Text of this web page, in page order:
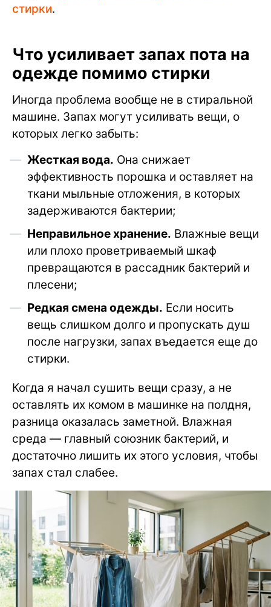
стирки.
Что усиливает запах пота на
одежде помимо стирки
Иногда проблема вообще не в стиральной
машине. Запах могут усиливать вещи, о
которых легко забыть:
Жесткая вода. Она снижает
эффективность порошка и оставляет на
ткани мыльные отложения, в которых
задерживаются бактерии;
Неправильное хранение. Влажные вещи
или плохо проветриваемый шкаф
превращаются в рассадник бактерий и
плесени;
Редкая смена одежды. Если носить
вещь слишком долго и пропускать душ
после нагрузки, запах въедается еще до
стирки.
Когда я начал сушить вещи сразу, а не
оставлять их комом в машинке на полдня,
разница оказалась заметной. Влажная
среда — главный союзник бактерий, и
достаточно лишить их этого условия, чтобы
запах стал слабее.